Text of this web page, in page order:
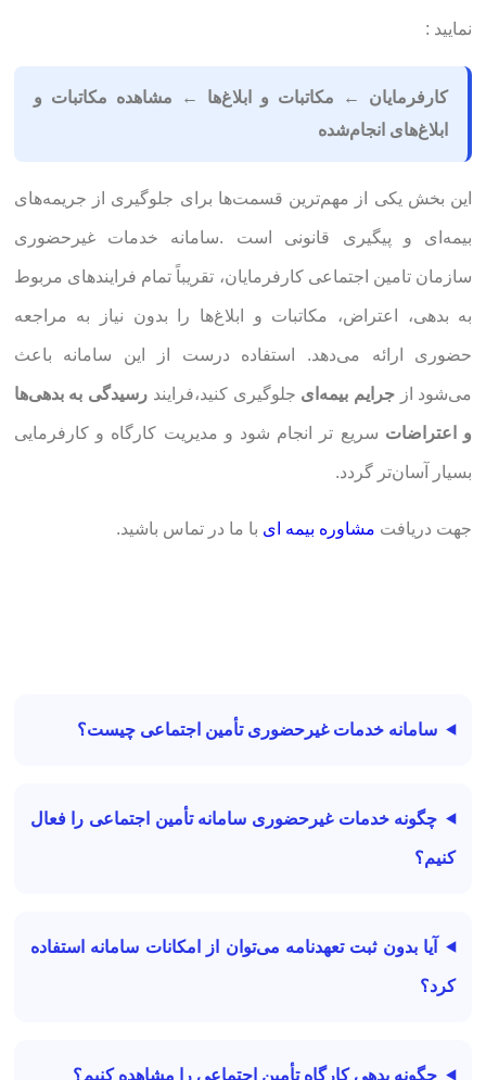
نمایید :
کارفرمایان ← مکاتبات و ابلاغ‌ها ← مشاهده مکاتبات و
ابلاغ‌های انجام‌شده
این بخش یکی از مهم‌ترین قسمت‌ها برای جلوگیری از جریمه‌های
بیمه‌ای و پیگیری قانونی است .سامانه خدمات غیرحضوری
سازمان تامین اجتماعی کارفرمایان، تقریباً تمام فرایندهای مربوط
به بدهی، اعتراض، مکاتبات و ابلاغ‌ها را بدون نیاز به مراجعه
حضوری ارائه می‌دهد. استفاده درست از این سامانه باعث
می‌شود ازجرایم بیمه‌ای جلوگیری کنید،فرایند رسیدگی به بدهی‌ها
و اعتراضات سریع تر انجام شود و مدیریت کارگاه و کارفرمایی
بسیار آسان‌تر گردد.
جهت دریافت مشاوره بیمه ای با ما در تماس باشید.
سامانه خدمات غیرحضوری تأمین اجتماعی چیست؟
چگونه خدمات غیرحضوری سامانه تأمین اجتماعی را فعال
کنیم؟
آیا بدون ثبت تعهدنامه می‌توان از امکانات سامانه استفاده
کرد؟
چگونه بدهی کارگاه تأمین اجتماعی را مشاهده کنیم؟